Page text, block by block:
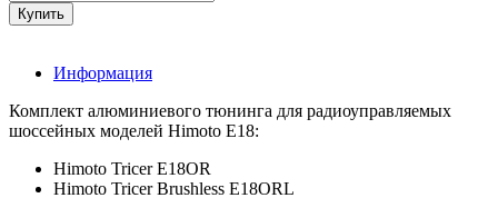
Информация
Комплект алюминиевого тюнинга для радиоуправляемых
шоссейных моделей Himoto E18:
Himoto Tricer E18OR
Himoto Tricer Brushless E18ORL